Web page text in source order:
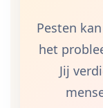
Pesten
het
Jij